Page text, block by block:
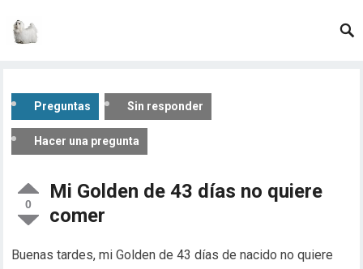
Preguntas Sin responder
Hacer una pregunta
0
Mi Golden de 43 días no quiere
comer
Buenas tardes, mi Golden de 43 días de nacido no quiere